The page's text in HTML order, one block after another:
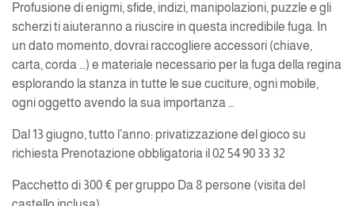
Profusione di enigmi, sfide, indizi, manipolazioni, puzzle e gli
scherzi ti aiuteranno a riuscire in questa incredibile fuga. In
un dato momento, dovrai raccogliere accessori (chiave,
carta, corda …) e materiale necessario per la fuga della regina
esplorando la stanza in tutte le sue cuciture, ogni mobile,
ogni oggetto avendo la sua importanza …
Dal 13 giugno, tutto l’anno: privatizzazione del gioco su
richiesta Prenotazione obbligatoria il 02 54 90 33 32
Pacchetto di 300 € per gruppo Da 8 persone (visita del